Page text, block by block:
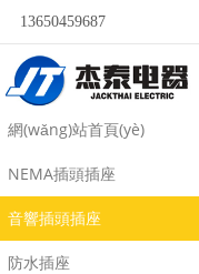
13650459687
網(wǎng)站首頁(yè)
NEMA插頭插座
音響插頭插座
防水插座
音響插頭插座